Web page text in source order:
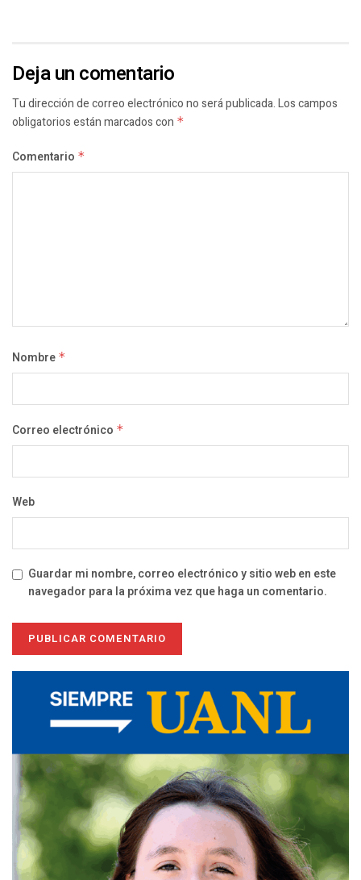
Deja un comentario
Tu dirección de correo electrónico no será publicada.Los campos
obligatorios están marcados con *
Comentario *
Nombre *
Correo electrónico *
Web
Guardar mi nombre, correo electrónico y sitio web en este
navegador para la próxima vez que haga un comentario.